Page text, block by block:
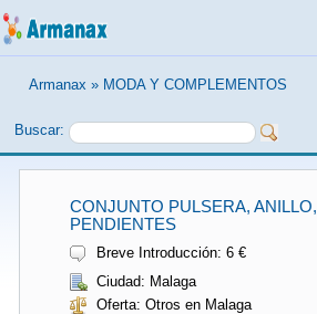
Armanax » MODA Y COMPLEMENTOS
Buscar:
CONJUNTO PULSERA, ANILLO,
PENDIENTES
Breve Introducción: 6 €
Ciudad: Malaga
Oferta: Otros en Malaga